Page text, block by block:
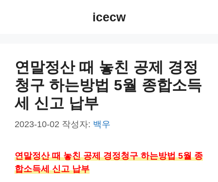
icecw
연말정산 때 놓친 공제 경정
청구 하는방법 5월 종합소득
세 신고 납부
2023-10-02 작성자: 백우
연말정산 때 놓친 공제 경정청구 하는방법 5월 종
합소득세 신고 납부